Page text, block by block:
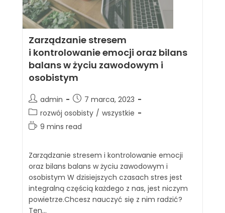
Zarządzanie stresem
i kontrolowanie emocji oraz bilans
balans w życiu zawodowym i
osobistym
admin
7 marca, 2023
rozwój osobisty / wszystkie
9 mins read
Zarządzanie stresem i kontrolowanie emocji
oraz bilans balans w życiu zawodowym i
osobistym W dzisiejszych czasach stres jest
integralną częścią każdego z nas, jest niczym
powietrze.Chcesz nauczyć się z nim radzić?
Ten…